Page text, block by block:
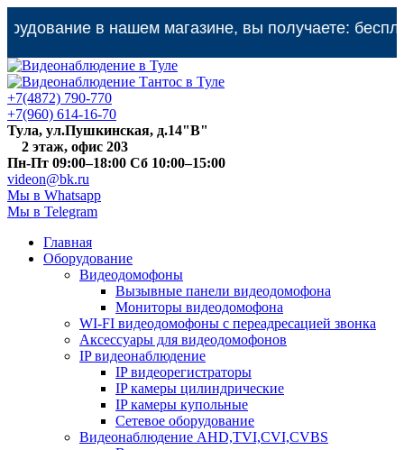
в нашем магазине, вы получаете:
+7(4872) 790-770
+7(960) 614-16-70
Тула, ул.Пушкинская, д.14"В"
2 этаж, офис 203
Пн-Пт 09:00–18:00 Сб 10:00–15:00
videon@bk.ru
Мы в Whatsapp
Мы в Telegram
Главная
Оборудование
Видеодомофоны
Вызывные панели видеодомофона
Мониторы видеодомофона
WI-FI видеодомофоны с переадресацией звонка
Аксессуары для видеодомофонов
IP видеонаблюдение
IP видеорегистраторы
IP камеры цилиндрические
IP камеры купольные
Сетевое оборудование
Видеонаблюдение AHD,TVI,CVI,CVBS